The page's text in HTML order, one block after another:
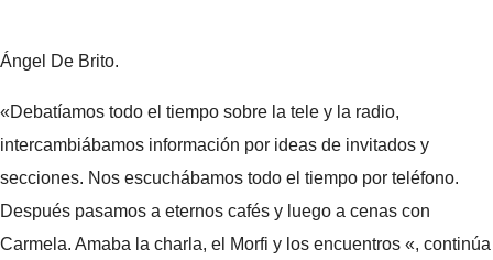
Ángel De Brito.
«Debatíamos todo el tiempo sobre la tele y la radio,
intercambiábamos información por ideas de invitados y
secciones. Nos escuchábamos todo el tiempo por teléfono.
Después pasamos a eternos cafés y luego a cenas con
Carmela. Amaba la charla, el Morfi y los encuentros «, continúa